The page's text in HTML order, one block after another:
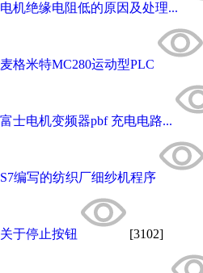
电机绝缘电阻低的原因及处理...
麦格米特MC280运动型PLC
富士电机变频器pbf 充电电路...
S7编写的纺织厂细纱机程序
关于停止按钮 [3102]